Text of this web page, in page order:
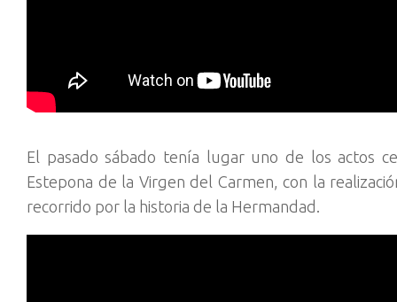
El pasado sábado tenía lugar uno de los actos
Estepona de la Virgen del Carmen, con la
recorrido por la historia de la Hermandad.